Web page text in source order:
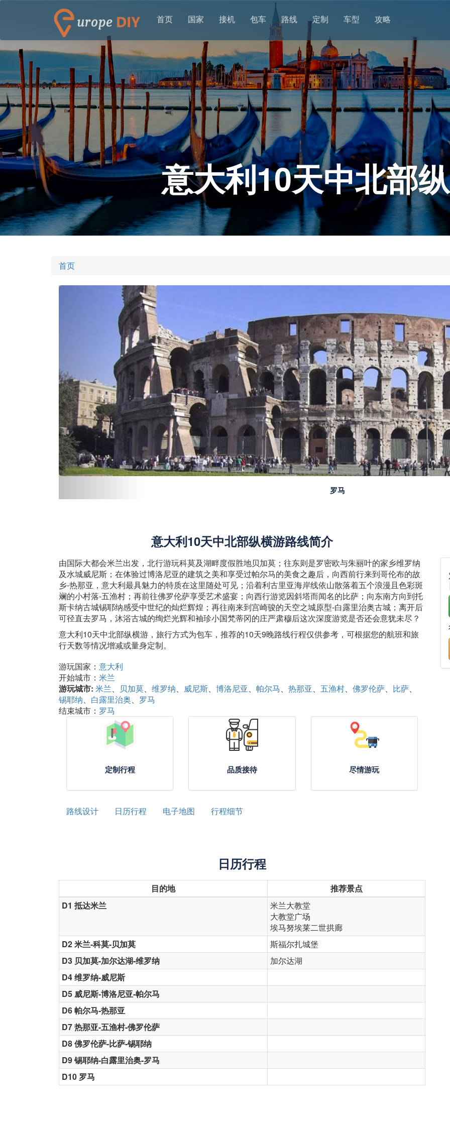
首页 国家 接机 包车 路线 定制 车型 攻略
意大利10天中北部
首页
威尼斯
Previous
意大利10天中北部纵横游路线简介
由国际大都会米兰出发，北行游玩科莫及湖畔度假胜地贝加莫；往东则是罗密欧与朱丽叶的家乡维罗纳
及水城威尼斯；在体验过博洛尼亚的建筑之美和享受过帕尔马的美食之趣后，向西前行来到哥伦布的故
乡-热那亚，意大利最具魅力的特质在这里随处可见；沿着利古里亚海岸线依山散落着五个浪漫且色彩斑
斓的小村落-五渔村；再前往佛罗伦萨享受艺术盛宴；向西行游览因斜塔而闻名的比萨；向东南方向到托
斯卡纳古城锡耶纳感受中世纪的灿烂辉煌；再往南来到宫崎骏的天空之城原型-白露里治奥古城；离开后
可径直去罗马，沐浴古城的绚烂光辉和袖珍小国梵蒂冈的庄严肃穆后这次深度游览是否还会意犹未尽？
意大利10天中北部纵横游，旅行方式为包车，推荐的10天9晚路线行程仅供参考，可根据您的航班和旅
行天数等情况增减或量身定制。
游玩国家： 意大利
开始城市： 米兰
游玩城市: 米兰 贝加莫 维罗纳 威尼斯 博洛尼亚 帕尔马 热那亚 五渔村 佛罗伦萨
比萨
锡耶纳
白露里治奥
罗马
结束城市： 罗马
定制行程 品质接待 尽情游玩
路线设计 日历行程 电子地图 行程细节
日历行程
目的地
推荐景点
D1 抵达米兰
米兰大教堂
大教堂广场
埃马努埃莱二世拱廊
D2 米兰-科莫-贝加莫
斯福尔扎城堡
D3 贝加莫-加尔达湖-维罗纳
加尔达湖
D4 维罗纳-威尼斯
D5 威尼斯-博洛尼亚-帕尔马
D6 帕尔马-热那亚
D7 热那亚-五渔村-佛罗伦萨
D8 佛罗伦萨-比萨-锡耶纳
D9 锡耶纳-白露里治奥-罗马
D10 罗马